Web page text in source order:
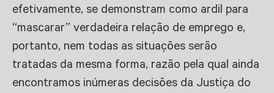
efetivamente, se demonstram como ardil para
“mascarar” verdadeira relação de emprego e,
portanto, nem todas as situações serão
tratadas da mesma forma, razão pela qual ainda
encontramos inúmeras decisões da Justiça do